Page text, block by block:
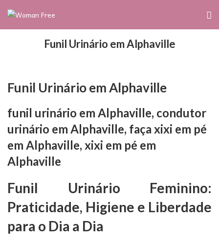
Funil Urinário em Alphaville
Funil Urinário em Alphaville
funil urinário em Alphaville, condutor
urinário em Alphaville, faça xixi em pé
em Alphaville, xixi em pé em
Alphaville
Funil Urinário Feminino:
Praticidade, Higiene e Liberdade
para o Dia a Dia